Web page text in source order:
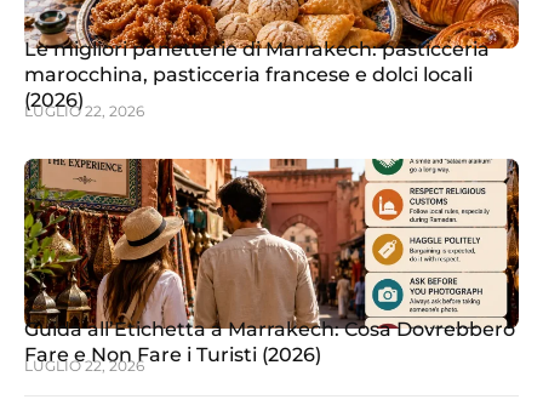
Le migliori panetterie di Marrakech: pasticceria
marocchina, pasticceria francese e dolci locali
(2026)
LUGLIO 22, 2026
Guida all’Etichetta a Marrakech: Cosa Dovrebbero
Fare e Non Fare i Turisti (2026)
LUGLIO 22, 2026